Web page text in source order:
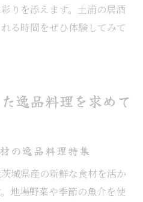
りを添えます。土浦の居酒
る時間をぜひ体験してみて
逸品料理を求めて
の逸品料理特集
城県産の新鮮な食材を活か
地場野菜や季節の魚介を使